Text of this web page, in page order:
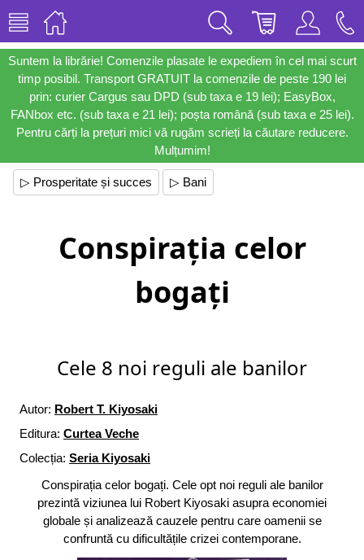
Suntem la librărie! Comenzile plasate le expediem în cel mai scurt
timp posibil. Transport GRATUIT la comenzile de peste 190 lei
prin: curier Cargus sau DPD (sub taxa e 19 lei); EasyBox,
FANbox etc. (sub taxa e 21 lei); poșta română (sub taxa e 25 lei).
Pentru cărți la prețuri mici vă rugăm scrieți la căutare reducere.
Mulțumim!
▷ Prosperitate și succes ▷ Bani
Conspirația celor
bogați
Cele 8 noi reguli ale banilor
Autor: Robert T. Kiyosaki
Editura: Curtea Veche
Colecția: Seria Kiyosaki
Conspirația celor bogați. Cele opt noi reguli ale banilor
prezintă viziunea lui Robert Kiyosaki asupra economiei
globale și analizează cauzele pentru care oamenii se
confruntă cu dificultățile crizei contemporane.